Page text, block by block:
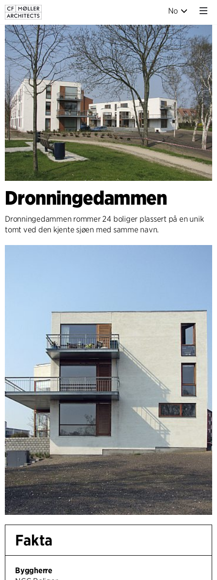
No
Dronningedammen
Dronningedammen rommer 24 boliger plassert på en unik
tomt ved den kjente sjøen med samme navn.
Fakta
Byggherre